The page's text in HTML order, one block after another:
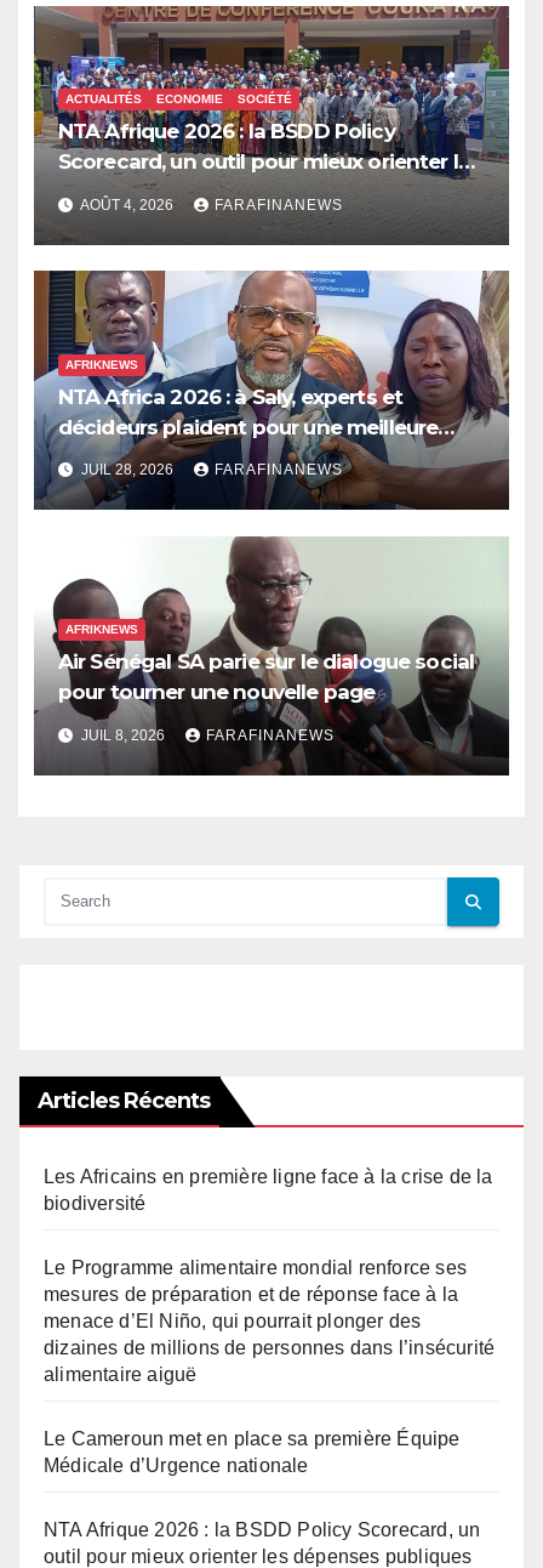
ACTUALITÉS ECONOMIE SOCIÉTÉ
NTA Afrique 2026 : la BSDD Policy
Scorecard, un outil pour mieux orienter les
dépenses publiques
AOÛT 4, 2026 FARAFINANEWS
AFRIKNEWS
NTA Africa 2026 : à Saly, experts et
décideurs plaident pour une meilleure
prise en compte de l’économie des soins
en Afrique
JUIL 28, 2026 FARAFINANEWS
AFRIKNEWS
Air Sénégal SA parie sur le dialogue social
pour tourner une nouvelle page
JUIL 8, 2026 FARAFINANEWS
Articles Récents
Les Africains en première ligne face à la crise de la
biodiversité
Le Programme alimentaire mondial renforce ses
mesures de préparation et de réponse face à la
menace d’El Niño, qui pourrait plonger des
dizaines de millions de personnes dans l’insécurité
alimentaire aiguë
Le Cameroun met en place sa première Équipe
Médicale d’Urgence nationale
NTA Afrique 2026 : la BSDD Policy Scorecard, un
outil pour mieux orienter les dépenses publiques